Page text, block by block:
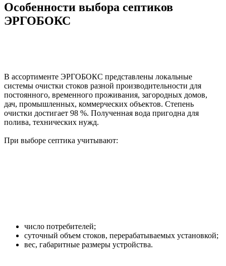
Особенности выбора септиков
ЭРГОБОКС
В ассортименте ЭРГОБОКС представлены локальные
системы очистки стоков разной производительности для
постоянного, временного проживания, загородных домов,
дач, промышленных, коммерческих объектов. Степень
очистки достигает 98 %. Полученная вода пригодна для
полива, технических нужд.
При выборе септика учитывают:
число потребителей;
суточный объем стоков, перерабатываемых установкой;
вес, габаритные размеры устройства.